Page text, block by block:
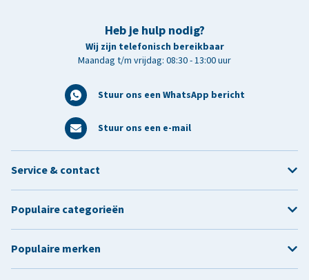
Heb je hulp nodig?
Wij zijn telefonisch bereikbaar
Maandag t/m vrijdag: 08:30 - 13:00 uur
Stuur ons een WhatsApp bericht
Stuur ons een e-mail
Service & contact
Populaire categorieën
Populaire merken